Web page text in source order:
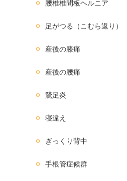
腰椎椎間板ヘルニア
足がつる（こむら返り）
産後の膝痛
産後の腰痛
鵞足炎
寝違え
ぎっくり背中
手根管症候群